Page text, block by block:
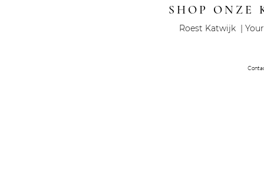
SHOP ONZE
Roest Katwijk |